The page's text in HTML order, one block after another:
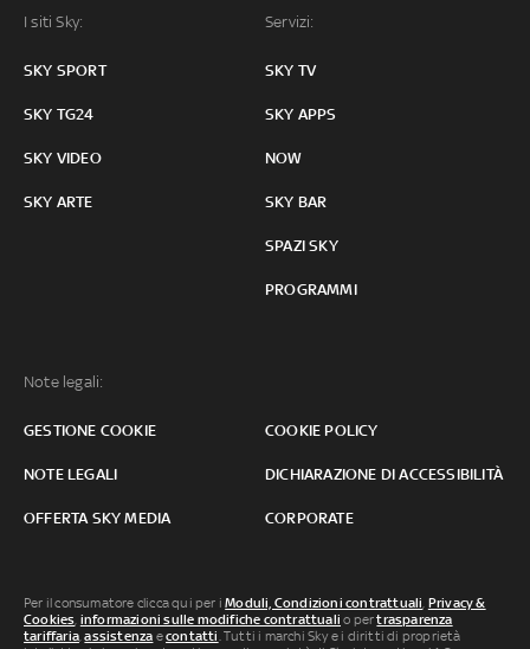
I siti Sky:
SKY SPORT
SKY TG24
SKY VIDEO
SKY ARTE
Servizi:
SKY TV
SKY APPS
NOW
SKY BAR
SPAZI SKY
PROGRAMMI
Note legali:
GESTIONE COOKIE COOKIE POLICY
NOTE LEGALI DICHIARAZIONE DI ACCESSIBILITÀ
OFFERTA SKY MEDIA CORPORATE
Per il consumatore clicca qui per iModuli, Condizioni contrattuali, Privacy &
Cookies, informazioni sulle modifiche contrattuali o pertrasparenza
tariffaria,assistenza econtatti. Tutti i marchi Sky e i diritti di proprietà